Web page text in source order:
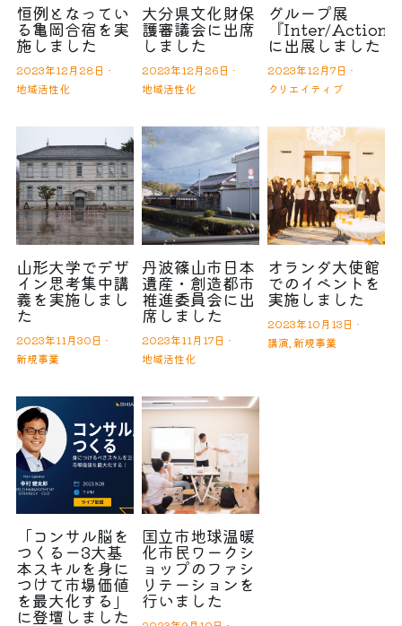
恒例となってい
る亀岡合宿を実
施しました
2023年12月28日 ·
地域活性化
大分県文化財保
護審議会に出席
しました
2023年12月26日 ·
地域活性化
グループ展
『Inter/Action
に出展しました
2023年12月7日 ·
クリエイティブ
山形大学でデザ
イン思考集中講
義を実施しまし
た
2023年11月30日 ·
新規事業
丹波篠山市日本
遺産・創造都市
推進委員会に出
席しました
2023年11月17日 ·
地域活性化
オランダ大使館
でのイベントを
実施しました
2023年10月13日 ·
講演, 新規事業
「コンサル脳を
つくるー3大基
本スキルを身に
つけて市場価値
を最大化する」
に登壇しました
国立市地球温暖
化市民ワークシ
ョップのファシ
リテーションを
行いました